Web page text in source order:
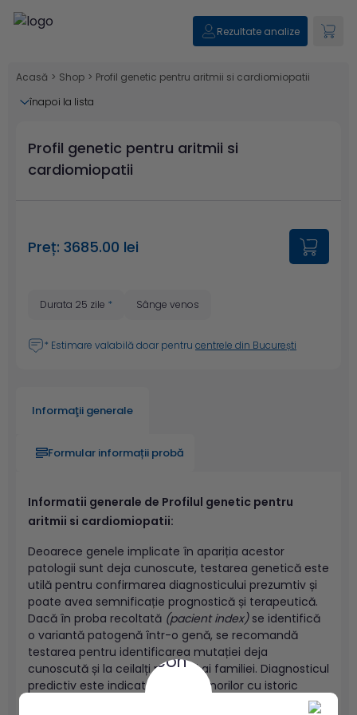
Rezultate analize
Acasă > Shop > Profil genetic pentru aritmii si cardiomiopatii
înapoi la lista
Profil genetic pentru aritmii si
cardiomiopatii
Preț: 3685.00 lei
Durata 25 zile * Sânge venos
* Estimare valabilă doar pentru centrele din București
Informaţii generale
Formular informații probă
Informatii generale de Profilul genetic pentru
aritmii si cardiomiopatii:
Deoarece genele implicate în apariția acestor
patologii sunt deja cunoscute, testarea genetică este
utilă pentru confirmarea diagnosticului prezumtiv și
poate avea semnificație prognostică și terapeutică.
Dacă în proba recoltată (pacient index) se identifică
o variantă patogenă într-o genă, se recomandă
testarea pentru identificarea mutației deja
cunoscută și la ceilalți membri ai familiei. Diagnosticul
predictiv este indicat în cazul minorilor cu istoric
familial pozitiv de boli ereditare aritmogene, datorită